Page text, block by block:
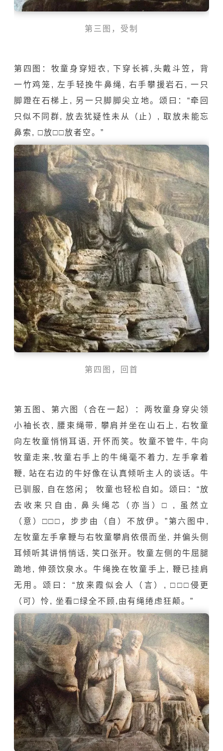
第三图，受制
第四图：牧童身穿短衣, 下穿长裤,头戴斗笠，背
一竹鸡笼, 左手轻挽牛鼻绳, 右手攀援岩石, 一只
脚蹬在石梯上, 另一只脚脚尖立地。颂曰：“牵回
只似不同群, 放去犹疑性未从（止）, 取放未能忘
鼻索, □放□□放者空。”
第四图，回首
第五图、第六图（合在一起）：两牧童身穿尖领
小袖长衣, 腰束绳带, 攀肩并坐在山石上, 右牧童
向左牧童悄悄耳语, 开怀而笑。牧童不管牛, 牛向
牧童走来,牧童右手上的牛绳毫不着力, 左手拿着
鞭, 站在右边的牛好像在认真倾听主人的谈话。牛
已驯服, 自在悠闲； 牧童也轻松自如。颂曰：“放
去收来只自由, 鼻头绳芯（亦当）□ , 虽然立
（意）□□□，步步由（自）不放伊。”第六图中,
左牧童左手拿鞭与右牧童攀肩依偎而坐, 并偏头侧
耳倾听其讲悄悄话, 笑口张开。牧童左侧的牛屈腿
跪地, 伸颈饮泉水。牛绳挽在牧童手上, 鞭已挂肩
无用。颂曰：“放来霞似会人（言）, □□□侵更
（可）怜, 坐看□绿全不顾,由有绳绻虑狂颠。”